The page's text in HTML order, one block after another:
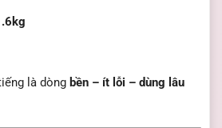
là dòng bền – ít lỗi – dùng lâu